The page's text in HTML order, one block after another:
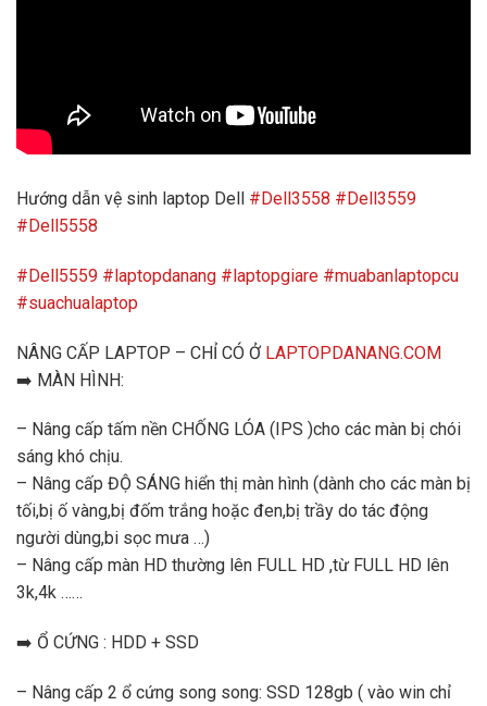
Hướng dẫn vệ sinh laptop Dell #Dell3558 #Dell3559
#Dell5558
#Dell5559 #laptopdanang #laptopgiare #muabanlaptopcu
#suachualaptop
NÂNG CẤP LAPTOP – CHỈ CÓ ỞLAPTOPDANANG.COM
➡️ MÀN HÌNH:
– Nâng cấp tấm nền CHỐNG LÓA (IPS )cho các màn bị chói
sáng khó chịu.
– Nâng cấp ĐỘ SÁNG hiển thị màn hình (dành cho các màn bị
tối,bị ố vàng,bị đốm trắng hoặc đen,bị trầy do tác động
người dùng,bi sọc mưa …)
– Nâng cấp màn HD thường lên FULL HD ,từ FULL HD lên
3k,4k ……
➡️ Ổ CỨNG : HDD + SSD
– Nâng cấp 2 ổ cứng song song: SSD 128gb ( vào win chỉ